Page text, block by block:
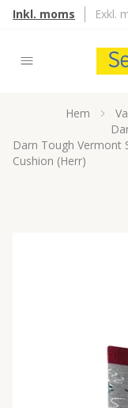
Inkl. moms Exkl.
Hem
Darn Tough Vermont
Cushion (Herr)